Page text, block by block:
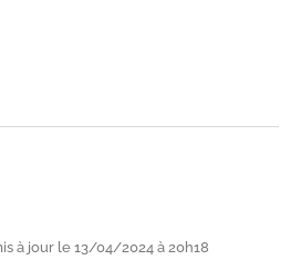
à jour le 13/04/2024 à 20h18